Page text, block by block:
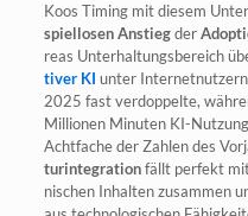
Koos Timing mit die­sem
spiel­lo­sen Anstiegder
re­as Unter­hal­tungs­be­reich
ti­ver KI unter
2025 fast ver­dop­pel­te,
Mil­lio­nen Minu­ten KI-
Acht­fa­che der Zah­len des
tur­in­te­gra­ti­onfällt per­fekt
ni­schen Inhal­ten zusam­men